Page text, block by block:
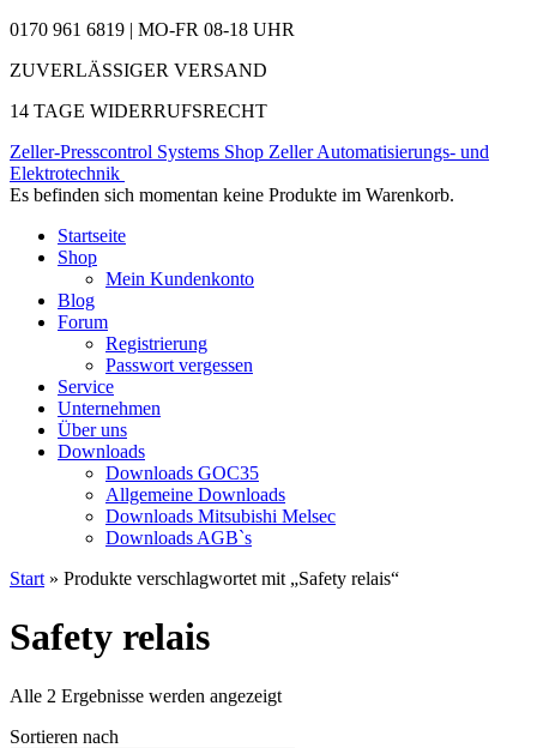
0170 961 6819 | MO-FR 08-18 UHR
ZUVERLÄSSIGER VERSAND
14 TAGE WIDERRUFSRECHT
Zeller-Presscontrol Systems Shop Zeller Automatisierungs- und
Elektrotechnik
Es befinden sich momentan keine Produkte im Warenkorb.
Startseite
Shop
Mein Kundenkonto
Blog
Forum
Registrierung
Passwort vergessen
Service
Unternehmen
Über uns
Downloads
Downloads GOC35
Allgemeine Downloads
Downloads Mitsubishi Melsec
Downloads AGB`s
Start » Produkte verschlagwortet mit „Safety relais“
Safety relais
Alle 2 Ergebnisse werden angezeigtNach
Sortieren nach